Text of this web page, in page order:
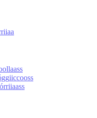
riiaa
ollaass
ggiiccooss
órriiaass